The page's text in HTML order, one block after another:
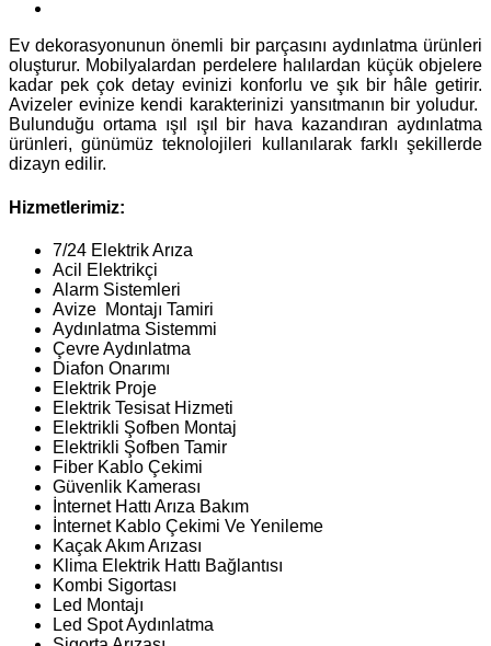
Ev dekorasyonunun önemli bir parçasını aydınlatma ürünleri
oluşturur. Mobilyalardan perdelere halılardan küçük objelere
kadar pek çok detay evinizi konforlu ve şık bir hâle getirir.
Avizeler evinize kendi karakterinizi yansıtmanın bir yoludur.
Bulunduğu ortama ışıl ışıl bir hava kazandıran aydınlatma
ürünleri, günümüz teknolojileri kullanılarak farklı şekillerde
dizayn edilir.
Hizmetlerimiz:
7/24 Elektrik Arıza
Acil Elektrikçi
Alarm Sistemleri
Avize Montajı Tamiri
Aydınlatma Sistemmi
Çevre Aydınlatma
Diafon Onarımı
Elektrik Proje
Elektrik Tesisat Hizmeti
Elektrikli Şofben Montaj
Elektrikli Şofben Tamir
Fiber Kablo Çekimi
Güvenlik Kamerası
İnternet Hattı Arıza Bakım
İnternet Kablo Çekimi Ve Yenileme
Kaçak Akım Arızası
Klima Elektrik Hattı Bağlantısı
Kombi Sigortası
Led Montajı
Led Spot Aydınlatma